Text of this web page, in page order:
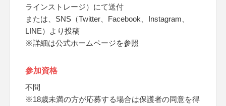
ラインストレージ）にて送付
または、SNS（Twitter、Facebook、Instagram、
LINE）より投稿
※詳細は公式ホームページを参照
参加資格
不問
※18歳未満の方が応募する場合は保護者の同意を得